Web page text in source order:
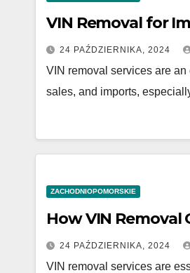
VIN Removal for
24 PAŹDZIERNIKA, 2024
VIN removal services are
sales, and imports,
ZACHODNIOPOMORSKIE
How VIN Removal
24 PAŹDZIERNIKA, 2024
VIN removal services are